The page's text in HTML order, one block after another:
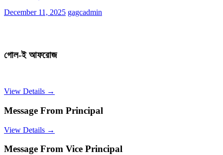
December 11, 2025 gagcadmin
গোল-ই আফরোজ
View Details →
Message From Principal
View Details →
Message From Vice Principal